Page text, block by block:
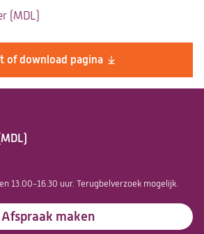
13.00-16.30 uur. Terugbelverzoek mogelijk.
Afspraak maken
of download pagina
(MDL)